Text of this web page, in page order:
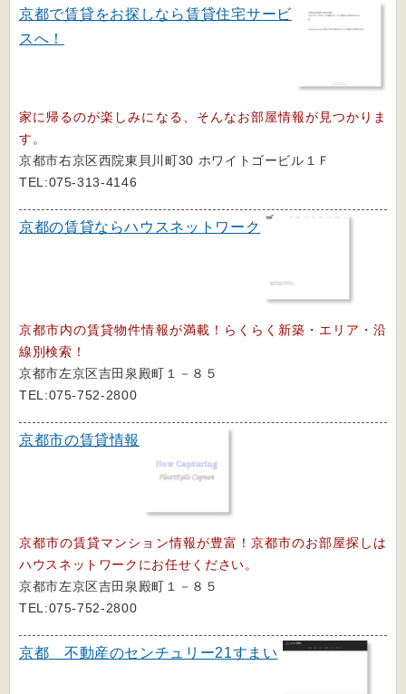
京都で賃貸をお探しなら賃貸住宅サービ
スへ！
家に帰るのが楽しみになる、そんなお部屋情報が見つかりま
す。
京都市右京区西院東貝川町30 ホワイトゴービル１Ｆ
TEL:075-313-4146
京都の賃貸ならハウスネットワーク
京都市内の賃貸物件情報が満載！らくらく新築・エリア・沿
線別検索！
京都市左京区吉田泉殿町１－８５
TEL:075-752-2800
京都市の賃貸情報
京都市の賃貸マンション情報が豊富！京都市のお部屋探しは
ハウスネットワークにお任せください。
京都市左京区吉田泉殿町１－８５
TEL:075-752-2800
京都 不動産のセンチュリー21すまい